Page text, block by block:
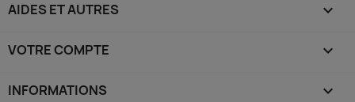
AIDES ET AUTRES 
VOTRE COMPTE 
INFORMATIONS keyboard_arrow_down